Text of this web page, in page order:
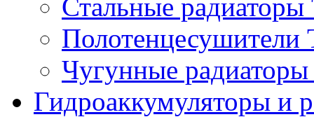
Стальные
Чугунные
Гидроаккумуляторы и